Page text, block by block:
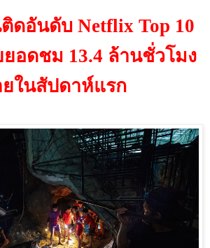
ดอันดับ Netflix Top 10
อดชม 13.4 ล้านชั่วโมง
ในสัปดาห์แรก